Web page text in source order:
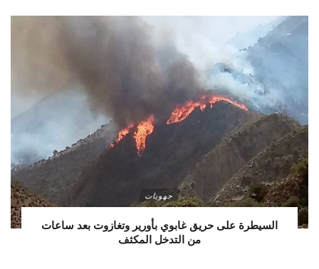
جهويات
السيطرة على حريق غابوي بأورير وتغازوت بعد ساعات
من التدخل المكثف